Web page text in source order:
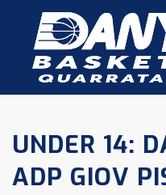
UNDER 14:
ADP GIOV